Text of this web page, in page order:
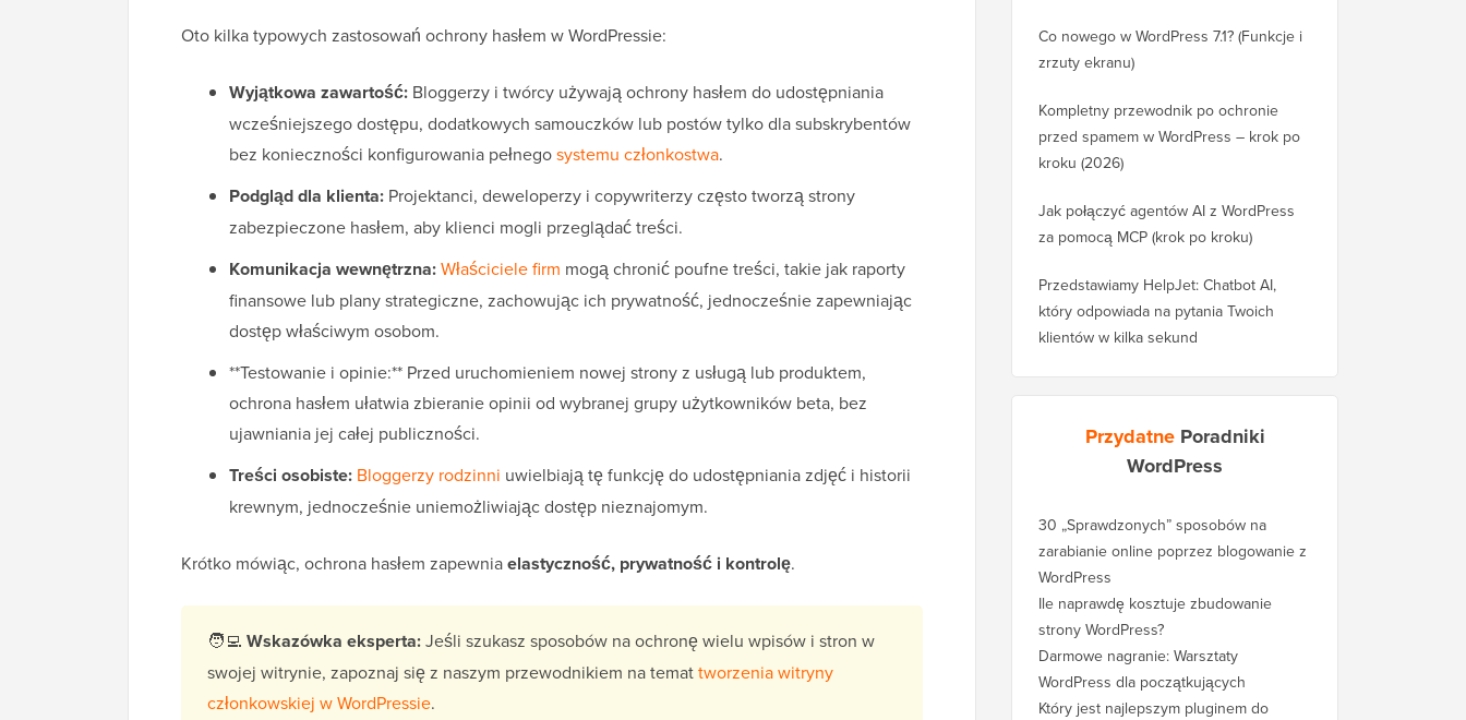
Oto kilka typowych zastosowań ochrony hasłem w WordPressie:
Wyjątkowa zawartość: Bloggerzy i twórcy używają ochrony hasłem do udostępniania
wcześniejszego dostępu, dodatkowych samouczków lub postów tylko dla subskrybentów
bez konieczności konfigurowania pełnegosystemu członkostwa.
Podgląd dla klienta: Projektanci, deweloperzy i copywriterzy często tworzą strony
zabezpieczone hasłem, aby klienci mogli przeglądać treści.
Komunikacja wewnętrzna:Właściciele firm mogą chronić poufne treści, takie jak raporty
finansowe lub plany strategiczne, zachowując ich prywatność, jednocześnie zapewniając
dostęp właściwym osobom.
**Testowanie i opinie:** Przed uruchomieniem nowej strony z usługą lub produktem,
ochrona hasłem ułatwia zbieranie opinii od wybranej grupy użytkowników beta, bez
ujawniania jej całej publiczności.
Treści osobiste: Bloggerzy rodzinni uwielbiają tę funkcję do udostępniania zdjęć i historii
krewnym, jednocześnie uniemożliwiając dostęp nieznajomym.
Krótko mówiąc, ochrona hasłem zapewniaelastyczność, prywatność i kontrolę.
🧑‍💻 Wskazówka eksperta:Jeśli szukasz sposobów na ochronę wielu wpisów i stron w
swojej witrynie, zapoznaj się z naszym przewodnikiem na temattworzenia witryny
członkowskiej w WordPressie.
Co nowego w WordPress 7.1? (Funkcje i
zrzuty ekranu)
Kompletny przewodnik po ochronie
przed spamem w WordPress – krok po
kroku (2026)
Jak połączyć agentów AI z WordPress
za pomocą MCP (krok po kroku)
Przedstawiamy HelpJet: Chatbot AI,
który odpowiada na pytania Twoich
klientów w kilka sekund
Przydatne Poradniki
WordPress
30 „Sprawdzonych” sposobów na
zarabianie online poprzez blogowanie z
WordPress
Ile naprawdę kosztuje zbudowanie
strony WordPress?
Darmowe nagranie: Warsztaty
WordPress dla początkujących
Który jest najlepszym pluginem do